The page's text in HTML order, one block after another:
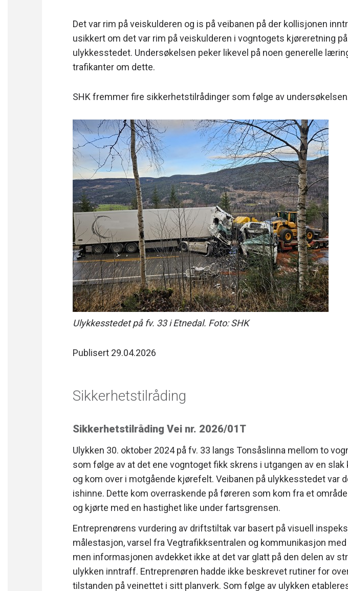
Det var rim på veiskulderen og is på veibanen på der kollisjonen
usikkert om det var rim på veiskulderen i vogntogets kjøreretning
ulykkesstedet. Undersøkelsen peker likevel på noen generelle
trafikanter om dette.
SHK fremmer fire sikkerhetstilrådinger som følge av
Ulykkesstedet på fv. 33 i Etnedal. Foto: SHK
Publisert 29.04.2026
Sikkerhetstilråding
Sikkerhetstilråding Vei nr. 2026/01T
Ulykken 30. oktober 2024 på fv. 33 langs Tonsåslinna mellom to
som følge av at det ene vogntoget fikk skrens i utgangen av en slak
og kom over i motgående kjørefelt. Veibanen på ulykkesstedet var
ishinne. Dette kom overraskende på føreren som kom fra et
og kjørte med en hastighet like under fartsgrensen.
Entreprenørens vurdering av driftstiltak var basert på visuell
målestasjon, varsel fra Vegtrafikksentralen og kommunikasjon
men informasjonen avdekket ikke at det var glatt på den delen av
ulykken inntraff. Entreprenøren hadde ikke beskrevet rutiner for
tilstanden på veinettet i sitt planverk. Som følge av ulykken